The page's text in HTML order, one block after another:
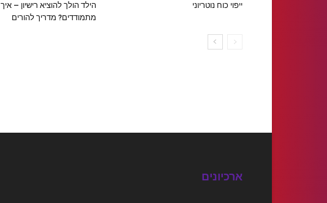
ייפוי כוח נוטריוני
הילד הולך להוציא רישיון – איך
מתמודדים? מדריך להורים
ארכיונים